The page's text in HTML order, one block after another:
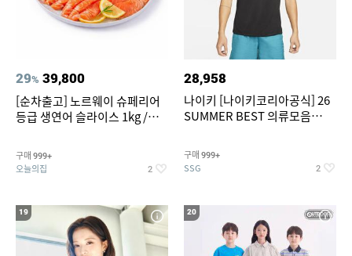
29% 39,800
[순차출고] 노르웨이 슈페리어
등급 생연어 슬라이스 1kg /
구매 999+
오늘의집 2
28,958
나이키 [나이키코리아공식] 26
SUMMER BEST 의류모음
구매 999+
SSG 2
19 20